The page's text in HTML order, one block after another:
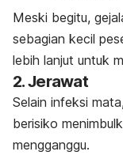
Meski begitu,
sebagian kecil
lebih lanjut untuk
2. Jerawat
Selain infeksi
berisiko
mengganggu.